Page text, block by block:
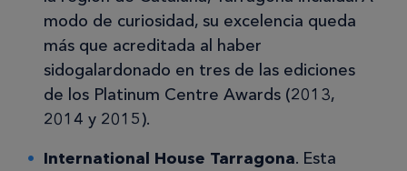
modo de curiosidad, su excelencia queda
más que acreditada al haber
sidogalardonado en tres de las ediciones
de los Platinum Centre Awards (2013,
2014 y 2015).
International House Tarragona. Esta